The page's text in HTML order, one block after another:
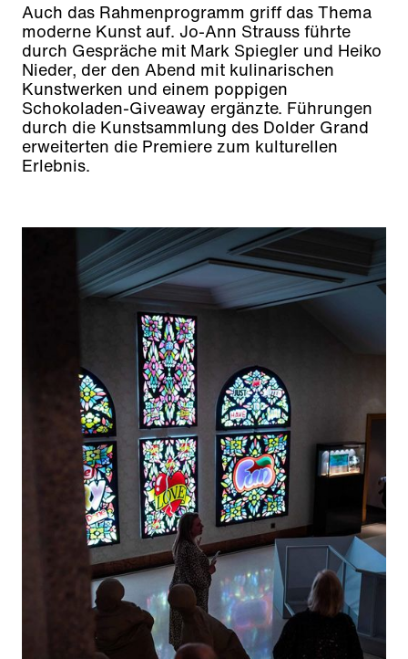
Auch das Rahmenprogramm griff das Thema
moderne Kunst auf. Jo-Ann Strauss führte
durch Gespräche mit Mark Spiegler und Heiko
Nieder, der den Abend mit kulinarischen
Kunstwerken und einem poppigen
Schokoladen-Giveaway ergänzte. Führungen
durch die Kunstsammlung des Dolder Grand
erweiterten die Premiere zum kulturellen
Erlebnis.